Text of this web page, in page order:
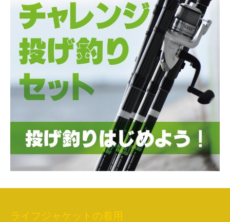
ライフジャケットの着用